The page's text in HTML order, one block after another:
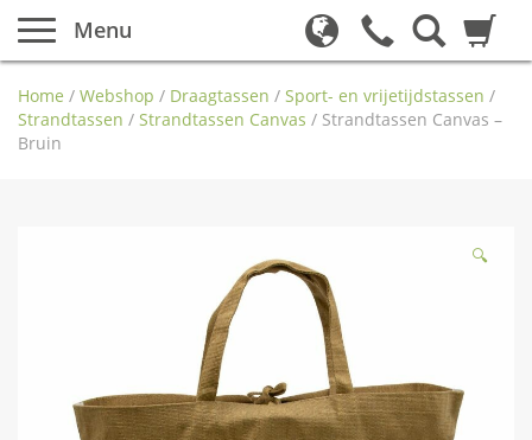
Menu
Home / Webshop / Draagtassen / Sport- en vrijetijdstassen /
Strandtassen / Strandtassen Canvas / Strandtassen Canvas –
Bruin
🔍